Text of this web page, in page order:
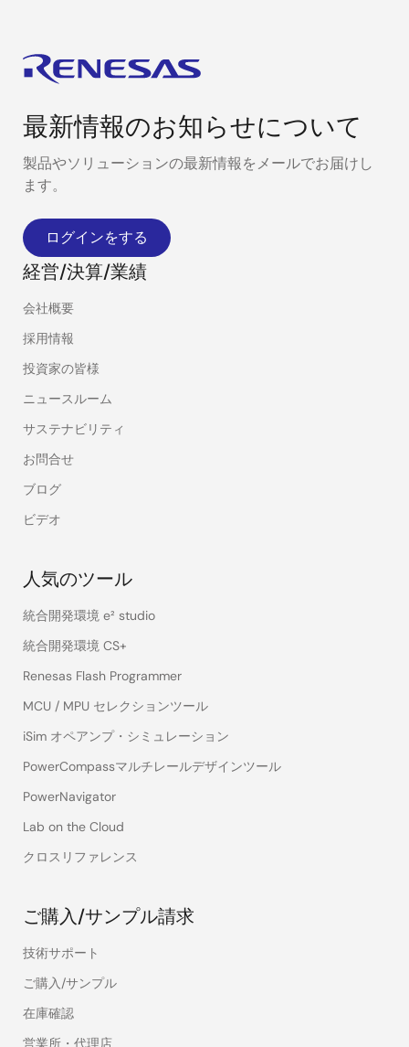
最新情報のお知らせについて
製品やソリューションの最新情報をメールでお届けし
ます。
ログインをする
経営/決算/業績
会社概要
採用情報
投資家の皆様
ニュースルーム
サステナビリティ
お問合せ
ブログ
ビデオ
人気のツール
統合開発環境 e² studio
統合開発環境 CS+
Renesas Flash Programmer
MCU / MPU セレクションツール
iSim オペアンプ・シミュレーション
PowerCompassマルチレールデザインツール
PowerNavigator
Lab on the Cloud
クロスリファレンス
ご購入/サンプル請求
技術サポート
ご購入/サンプル
在庫確認
営業所・代理店